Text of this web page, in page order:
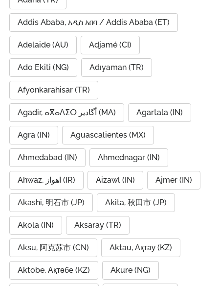
Addis Ababa, አዲስ አበባ / Addis Ababa (ET)
Adelaide (AU) Adjamé (CI)
Ado Ekiti (NG) Adıyaman (TR)
Afyonkarahisar (TR)
Agadir, ⴰⴳⴰⴷⵉⵔ أگادیر (MA) Agartala (IN)
Agra (IN) Aguascalientes (MX)
Ahmedabad (IN) Ahmednagar (IN)
Ahwaz, اهواز (IR) Aizawl (IN) Ajmer (IN)
Akashi, 明石市 (JP) Akita, 秋田市 (JP)
Akola (IN) Aksaray (TR)
Aksu, 阿克苏市 (CN) Aktau, Ақтау (KZ)
Aktobe, Ақтөбе (KZ) Akure (NG)